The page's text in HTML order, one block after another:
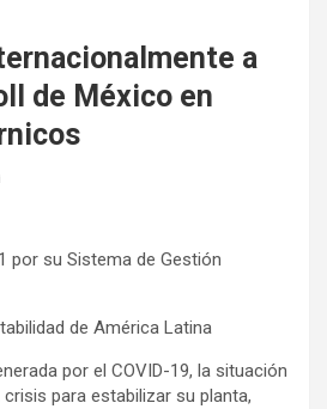
a
de México en
por su Sistema de Gestión
de América Latina
por el COVID-19, la situación
para estabilizar su planta,